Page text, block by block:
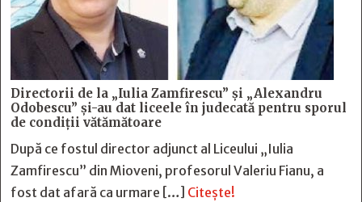
Directorii de la „Iulia Zamfirescu” și „Alexandru
Odobescu” și-au dat liceele în judecată pentru sporul
de condiții vătămătoare
După ce fostul director adjunct al Liceului „Iulia
Zamfirescu” din Mioveni, profesorul Valeriu Fianu, a
fost dat afară ca urmare […] Citește!